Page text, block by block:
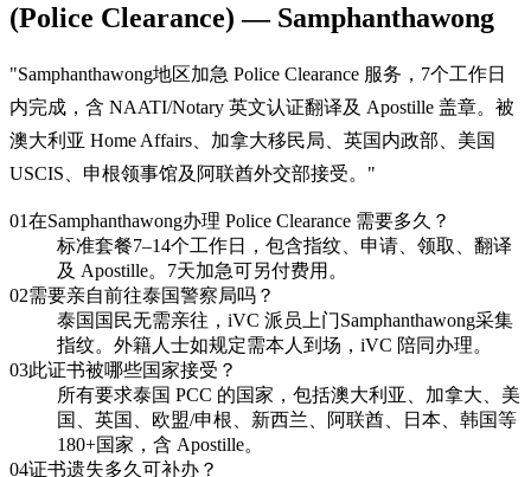
(Police Clearance) — Samphanthawong
"Samphanthawong地区加急 Police Clearance 服务，7个工作日
内完成，含 NAATI/Notary 英文认证翻译及 Apostille 盖章。被
澳大利亚 Home Affairs、加拿大移民局、英国内政部、美国
USCIS、申根领事馆及阿联酋外交部接受。 "
01在Samphanthawong办理 Police Clearance 需要多久？
标准套餐7–14个工作日，包含指纹、申请、领取、翻译
及 Apostille。7天加急可另付费用。
02需要亲自前往泰国警察局吗？
泰国国民无需亲往，iVC 派员上门Samphanthawong采集
指纹。外籍人士如规定需本人到场，iVC 陪同办理。
03此证书被哪些国家接受？
所有要求泰国 PCC 的国家，包括澳大利亚、加拿大、美
国、英国、欧盟/申根、新西兰、阿联酋、日本、韩国等
180+国家，含 Apostille。
04证书遗失多久可补办？